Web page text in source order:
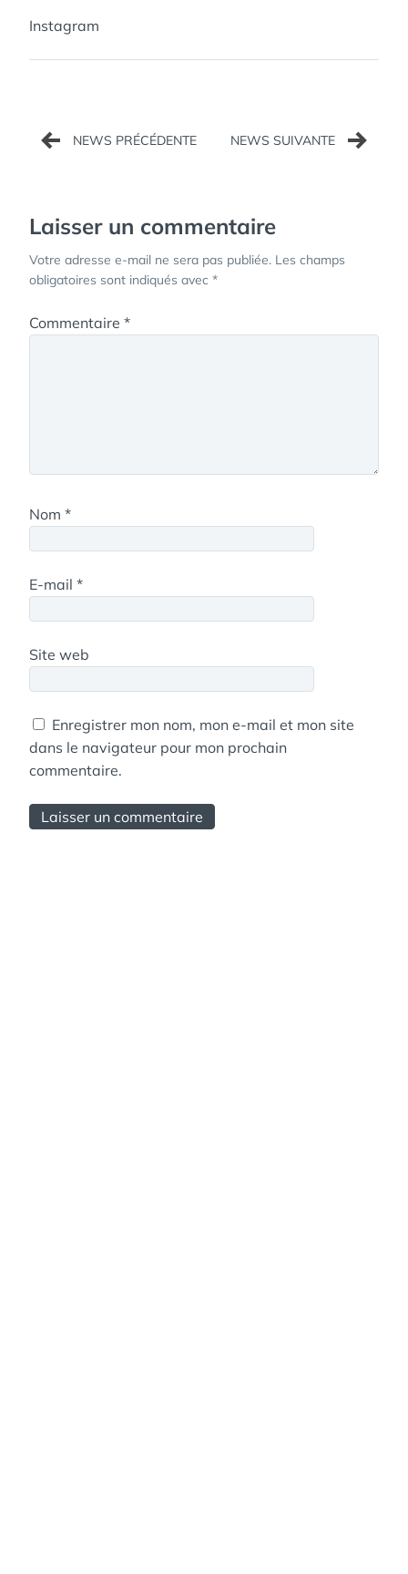
Instagram
Navigation
de
Laisser un commentaire
Votre adresse e-mail ne sera pas publiée. Les champs
obligatoires sont indiqués avec *
Commentaire *
Nom *
E-mail *
Site web
Enregistrer mon nom, mon e-mail et mon site
dans le navigateur pour mon prochain
commentaire.